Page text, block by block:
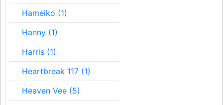
Hameiko (1)
Hanny (1)
Harris (1)
Heartbreak 117 (1)
Heaven Vee (5)